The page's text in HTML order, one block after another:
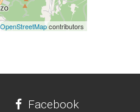
OpenStreetMapcontributors
Facebook